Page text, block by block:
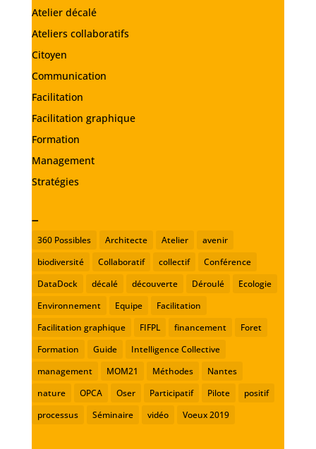
Atelier décalé
Ateliers collaboratifs
Citoyen
Communication
Facilitation
Facilitation graphique
Formation
Management
Stratégies
_
360 Possibles Architecte Atelier
avenir
biodiversité
Collaboratif collectif
Conférence
DataDock
décalé découverte Déroulé
Ecologie
Environnement
Equipe
Facilitation
Facilitation graphique
FIFPL financement
Foret
Formation
Guide
Intelligence Collective
management
MOM21 Méthodes
Nantes
nature
OPCA Oser Participatif Pilote
positif
processus
Séminaire vidéo Voeux 2019